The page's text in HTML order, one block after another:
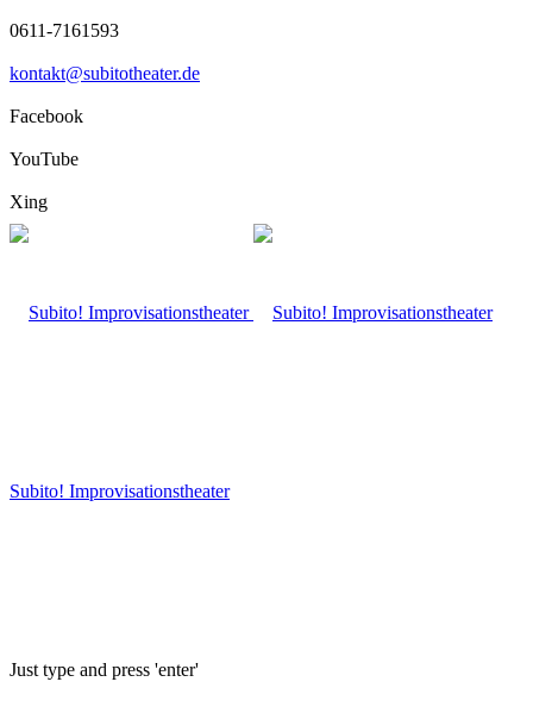
0611-7161593
kontakt@subitotheater.de
Facebook
YouTube
Xing
Subito! Improvisationstheater
Just type and press 'enter'